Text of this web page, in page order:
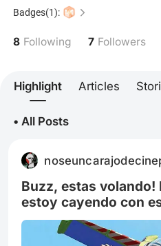
Badges(1):
8 Following 7 Followers
Highlight Articles
• All Posts
Buzz, estas
estoy cayendo con
es que Buzz pudo